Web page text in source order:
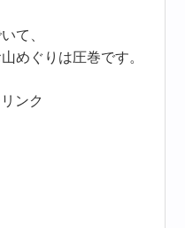
て、
めぐりは圧巻です。
ンク